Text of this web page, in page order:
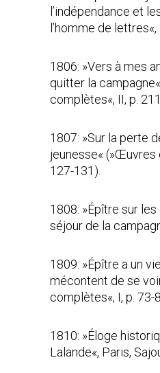
l’indépendance et
l’homme de
1806: »Vers à mes
quitter la
complètes«, II, p.
1807: »Sur la perte
jeunesse« (»Œuvres
127-131).
1808: »Épître sur
séjour de la
1809: »Épître a un
mécontent de se
complètes«, I, p. 73-
1810: »Éloge
Lalande«, Paris,